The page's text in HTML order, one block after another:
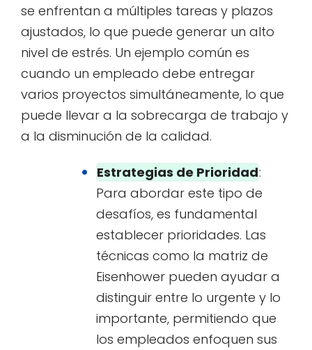
se enfrentan a múltiples tareas y plazos
ajustados, lo que puede generar un alto
nivel de estrés. Un ejemplo común es
cuando un empleado debe entregar
varios proyectos simultáneamente, lo que
puede llevar a la sobrecarga de trabajo y
a la disminución de la calidad.
Estrategias de Prioridad:
Para abordar este tipo de
desafíos, es fundamental
establecer prioridades. Las
técnicas como la matriz de
Eisenhower pueden ayudar a
distinguir entre lo urgente y lo
importante, permitiendo que
los empleados enfoquen sus